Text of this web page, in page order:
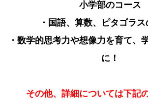
小学部のコース
・国語、算数、ピタゴラ
・数学的思考力や想像力を育て、
に！
その他、詳細については下記